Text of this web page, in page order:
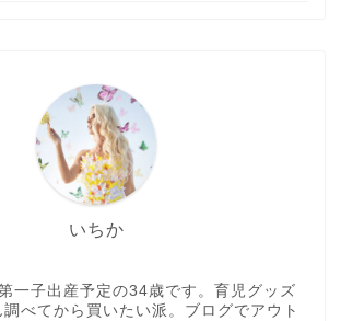
いちか
一子出産予定の34歳です。育児グッズ
べてから買いたい派。ブログでアウト